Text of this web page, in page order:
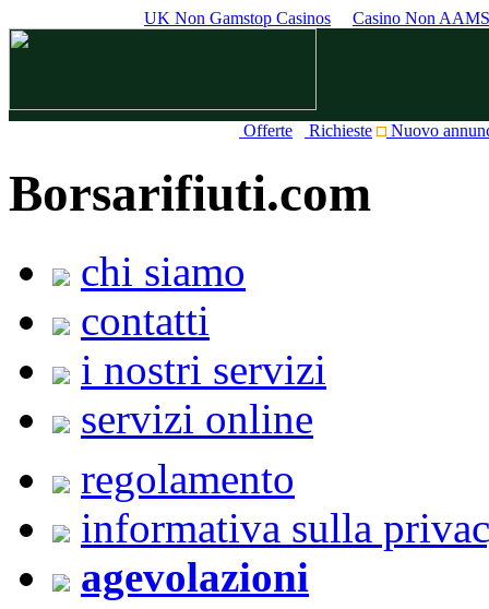
UK Non Gamstop Casinos Casino Non AAMS
Offerte Richieste Nuovo
Borsarifiuti.com
chi siamo
contatti
i nostri servizi
servizi online
regolamento
informativa sulla
agevolazioni